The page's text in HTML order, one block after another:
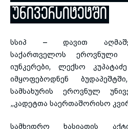
ᲣᲜᲘᲕᲔᲠᲡᲘᲢᲔᲢᲨᲘ
სსიპ – დავით
საქართველოს ეროვნული
იუნკერები, ლექსო
იმყოფებოდნენ
სამსახურის ეროვნულ
„კადეტთა საერთაშორისო
სამხედრო ხასიათის